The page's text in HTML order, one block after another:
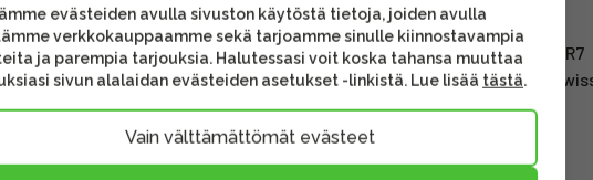
Peak Design Slide v3
kamerahihna - Ocean
3 Legged Thing QR7
pikalevy (Arca-
Oranssi
evästeiden avulla sivuston käytöstä tietoja, joiden avulla
verkkokauppaamme sekä tarjoamme sinulle kiinnostavampia
ja parempia tarjouksia. Halutessasi voit koska tahansa muuttaa
sivun alalaidan evästeiden asetukset -linkistä. Lue lisää tästä.
Vain välttämättömät evästeet